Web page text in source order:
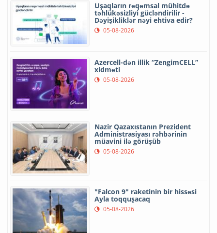
Uşaqların rəqəmsal mühitdə
təhlükəsizliyi gücləndirilir -
Dəyişikliklər nəyi ehtiva edir?
05-08-2026
Azercell-dən illik “ZengimCELL”
xidməti
05-08-2026
Nazir Qazaxıstanın Prezident
Administrasiyası rəhbərinin
müavini ilə görüşüb
05-08-2026
"Falcon 9" raketinin bir hissəsi
Ayla toqquşacaq
05-08-2026